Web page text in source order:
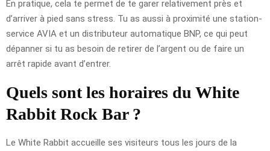
En pratique, cela te permet de te garer relativement près et
d’arriver à pied sans stress. Tu as aussi à proximité une station-
service AVIA et un distributeur automatique BNP, ce qui peut
dépanner si tu as besoin de retirer de l’argent ou de faire un
arrêt rapide avant d’entrer.
Quels sont les horaires du White
Rabbit Rock Bar ?
Le White Rabbit accueille ses visiteurs tous les jours de la